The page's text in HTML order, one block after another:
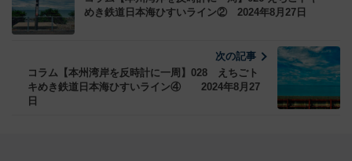
めき鉄道日本海ひすいライン② 2024年8月27日
次の記事
コラム【本州湾岸を反時計に一周】028 えちごト
キめき鉄道日本海ひすいライン④ 2024年8月27
日